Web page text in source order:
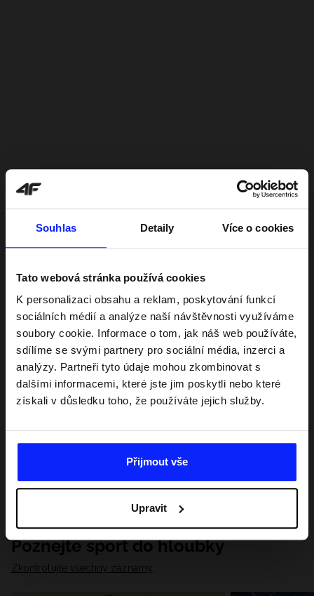
Souhlas Detaily Více o cookies
Tato webová stránka používá cookies
K personalizaci obsahu a reklam, poskytování funkcí
sociálních médií a analýze naší návštěvnosti využíváme
soubory cookie. Informace o tom, jak náš web používáte,
sdílíme se svými partnery pro sociální média, inzerci a
analýzy. Partneři tyto údaje mohou zkombinovat s
dalšími informacemi, které jste jim poskytli nebo které
získali v důsledku toho, že používáte jejich služby.
Přijmout vše
Upravit
Poznejte sport do hloubky
Zkontrolujte všechny záznamy